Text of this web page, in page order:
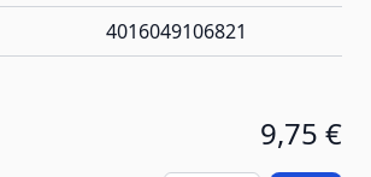
4016049106821
9,75 €